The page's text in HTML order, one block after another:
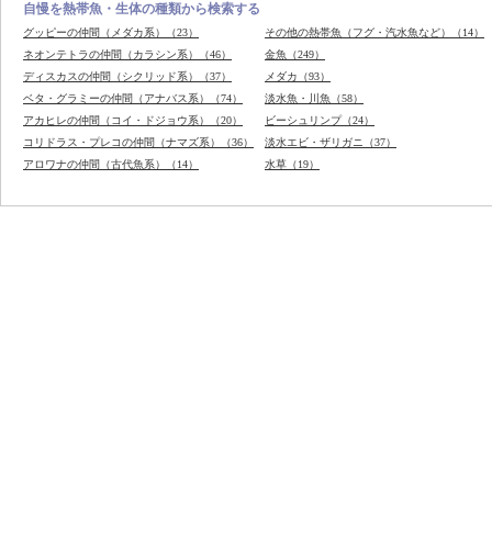
自慢を熱帯魚・生体の種類から検索する
グッピーの仲間（メダカ系）（23）
ネオンテトラの仲間（カラシン系）（46）
ディスカスの仲間（シクリッド系）（37）
ベタ・グラミーの仲間（アナバス系）（74）
アカヒレの仲間（コイ・ドジョウ系）（20）
コリドラス・プレコの仲間（ナマズ系）（36）
アロワナの仲間（古代魚系）（14）
その他の熱帯魚（フグ・汽水魚など）（14）
金魚（249）
メダカ（93）
淡水魚・川魚（58）
ビーシュリンプ（24）
淡水エビ・ザリガニ（37）
水草（19）